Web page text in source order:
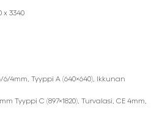
x 3340
4mm, Tyyppi A (640×640), Ikkunan
Tyyppi C (897×1820), Turvalasi, CE 4mm,